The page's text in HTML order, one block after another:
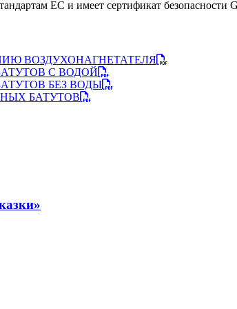
ЕС и имеет сертификат безопасности
ВОЗДУХОНАГНЕТАТЕЛЯ
С ВОДОЙ
БЕЗ ВОДЫ
БАТУТОВ